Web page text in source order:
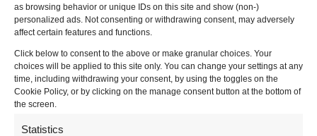
as browsing behavior or unique IDs on this site and show (non-)
personalized ads. Not consenting or withdrawing consent, may adversely
affect certain features and functions.
Click below to consent to the above or make granular choices. Your
choices will be applied to this site only. You can change your settings at any
time, including withdrawing your consent, by using the toggles on the
Cookie Policy, or by clicking on the manage consent button at the bottom of
the screen.
Statistics
Le procédé Ecobulles est installé dans de
nombreux bâtiments collectifs.
Les avantages de notre système – gain
de place, maintenance réduite, pas de
surconsommation d’eau, pas de stockage
de sel – en font un procédé idéal en
collectivités. Découvrez quelques